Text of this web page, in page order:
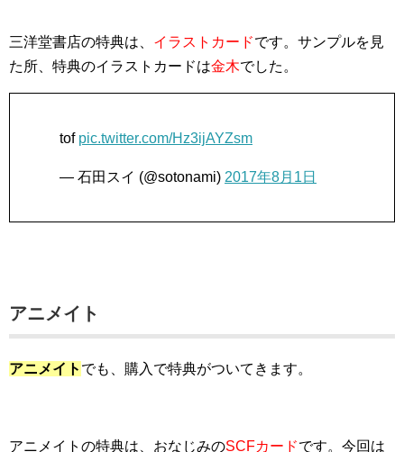
三洋堂書店の特典は、 イラストカードです。サンプルを見
た所、特典のイラストカードは金木でした。
tof pic.twitter.com/Hz3ijAYZsm
— 石田スイ (@sotonami) 2017年8月1日
アニメイト
アニメイト でも、購入で特典がついてきます。
アニメイトの特典は、おなじみのSCFカードです。今回は